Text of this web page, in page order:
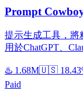
Prompt
提示生成工具，將
用於ChatGPT、
♨️ 1.68M🇺🇸
Paid